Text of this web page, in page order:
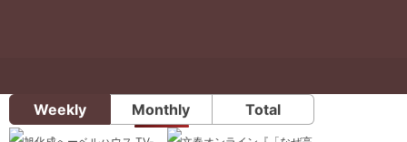
Weekly Monthly Total